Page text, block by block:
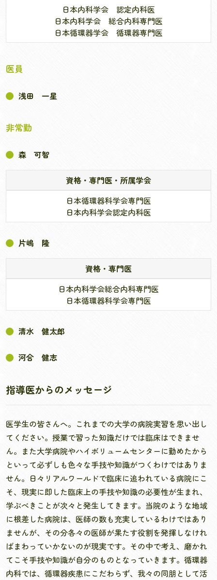
日本内科学会 認定内科医
日本内科学会 総合内科専門医
日本循環器学会 循環器専門医
医員
浅田 一星
非常勤
森 可智
資格・専門医・所属学会
日本循環器科学会専門医
日本内科学会認定内科医
片嶋 隆
資格・専門医
日本内科学会総合内科専門医
日本循環器科学会専門医
清水 健太郎
河合 健志
指導医からのメッセージ
医学生の皆さんへ。これまでの大学の病院実習を思い出し
てください。授業で習った知識だけでは臨床はできませ
ん。また大学病院やハイボリュームセンターに勤めたから
といって必ずしも色々な手技や知識がつくわけではありま
せん。日々リアルワールドで臨床に追われている病院にこ
そ、現実に即した臨床上の手技や知識の必要性が生まれ、
学ぶべきことが次々と発生してきます。当院のような地域
に根差した病院は、医師の数も充実しているわけではあり
ませんが、その分各々の医師が果たす役割を発揮しなけれ
ばまわっていかないのが現実です。その中で考え、磨かれ
てこそ手技や知識が自分のものとなっていきます。循環器
内科では、循環器疾患にこだわらず、我々の同朋として活